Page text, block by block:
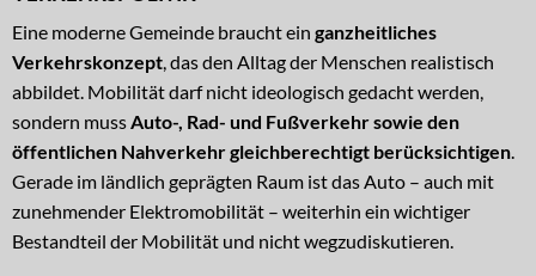
Eine moderne Gemeinde braucht ein ganzheitliches
Verkehrskonzept, das den Alltag der Menschen realistisch
abbildet. Mobilität darf nicht ideologisch gedacht werden,
sondern mussAuto-, Rad- und Fußverkehr sowie den
öffentlichen Nahverkehr gleichberechtigt berücksichtigen.
Gerade im ländlich geprägten Raum ist das Auto – auch mit
zunehmender Elektromobilität – weiterhin ein wichtiger
Bestandteil der Mobilität und nicht wegzudiskutieren.